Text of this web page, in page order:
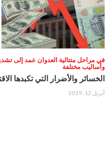
في مراحل متتالية العدوان عمد إلى
وأساليب مختلفة
الخسائر والأضرار التي تكبدها
أبريل 12, 2019